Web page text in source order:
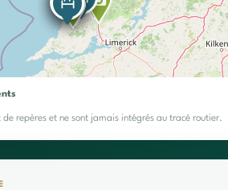
de repères et ne sont jamais intégrés au tracé routier.